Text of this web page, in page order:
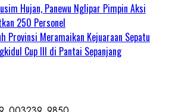
Hujan, Panewu Nglipar Pimpin Aksi
250 Personel
Provinsi Meramaikan Kejuaraan Sepatu
Cup III di Pantai Sepanjang